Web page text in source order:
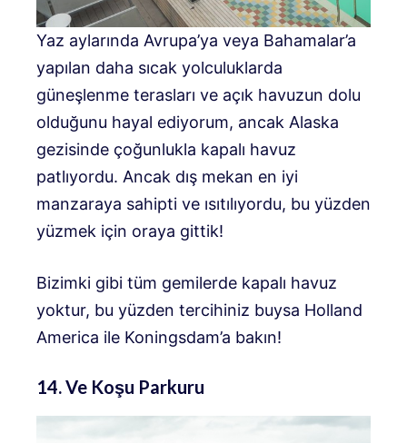
Yaz aylarında Avrupa’ya veya Bahamalar’a
yapılan daha sıcak yolculuklarda
güneşlenme terasları ve açık havuzun dolu
olduğunu hayal ediyorum, ancak Alaska
gezisinde çoğunlukla kapalı havuz
patlıyordu. Ancak dış mekan en iyi
manzaraya sahipti ve ısıtılıyordu, bu yüzden
yüzmek için oraya gittik!
Bizimki gibi tüm gemilerde kapalı havuz
yoktur, bu yüzden tercihiniz buysa Holland
America ile Koningsdam’a bakın!
14. Ve Koşu Parkuru